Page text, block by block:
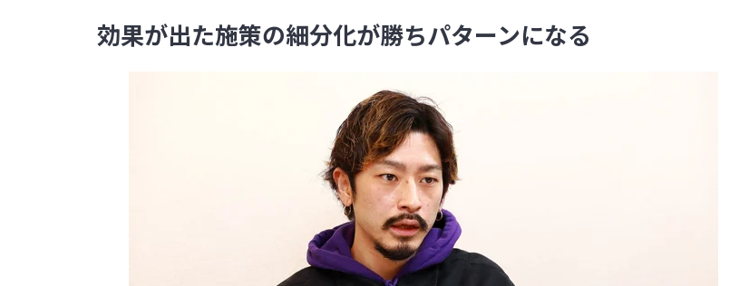
効果が出た施策の細分化が勝ちパターンになる